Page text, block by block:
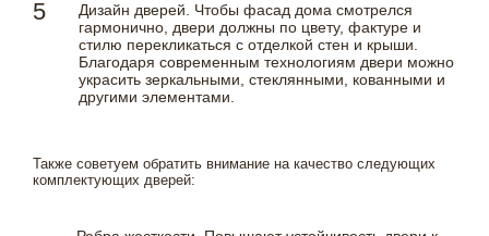
Дизайн дверей. Чтобы фасад дома смотрелся
гармонично, двери должны по цвету, фактуре и
стилю перекликаться с отделкой стен и крыши.
Благодаря современным технологиям двери можно
украсить зеркальными, стеклянными, кованными и
другими элементами.
Также советуем обратить внимание на качество следующих
комплектующих дверей: